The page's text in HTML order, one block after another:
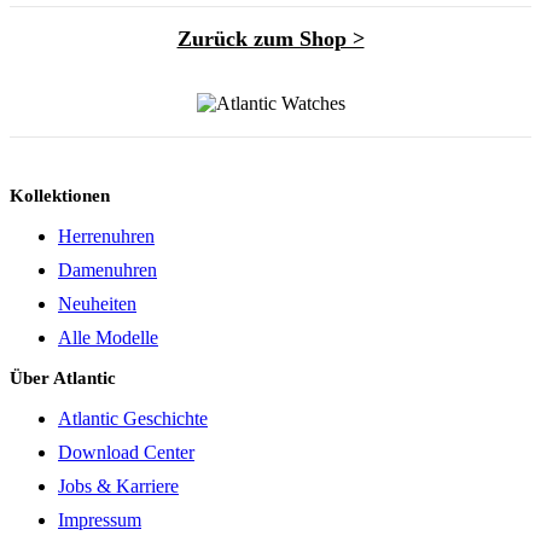
Zurück zum Shop >
Kollektionen
Herrenuhren
Damenuhren
Neuheiten
Alle Modelle
Über Atlantic
Atlantic Geschichte
Download Center
Jobs & Karriere
Impressum